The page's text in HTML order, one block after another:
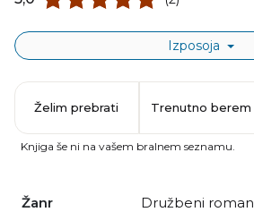
Izposoja
Žanr družbeni roman
Želim prebrati Trenutno berem
Knjiga še ni na vašem bralnem seznamu.